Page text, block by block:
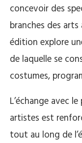
concevoir des
branches des
édition explore
de laquelle se
costumes,
L’échange avec
artistes est
tout au long de